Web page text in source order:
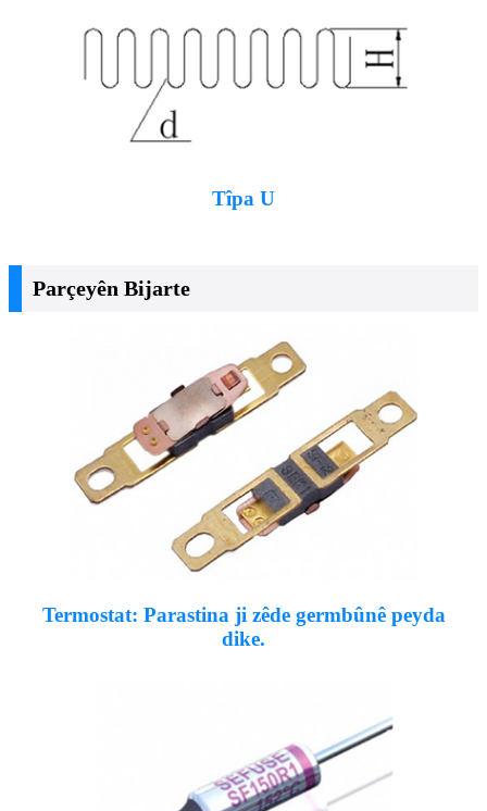
Tîpa U
Parçeyên Bijarte
Termostat: Parastina ji zêde germbûnê peyda
dike.